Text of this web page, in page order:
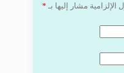
الإلزامية مشار إليها بـ *